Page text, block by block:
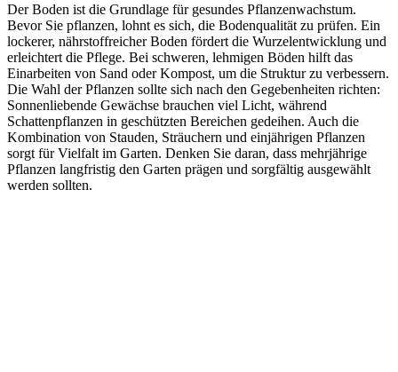
Der Boden ist die Grundlage für gesundes Pflanzenwachstum.
Bevor Sie pflanzen, lohnt es sich, die Bodenqualität zu prüfen. Ein
lockerer, nährstoffreicher Boden fördert die Wurzelentwicklung und
erleichtert die Pflege. Bei schweren, lehmigen Böden hilft das
Einarbeiten von Sand oder Kompost, um die Struktur zu verbessern.
Die Wahl der Pflanzen sollte sich nach den Gegebenheiten richten:
Sonnenliebende Gewächse brauchen viel Licht, während
Schattenpflanzen in geschützten Bereichen gedeihen. Auch die
Kombination von Stauden, Sträuchern und einjährigen Pflanzen
sorgt für Vielfalt im Garten. Denken Sie daran, dass mehrjährige
Pflanzen langfristig den Garten prägen und sorgfältig ausgewählt
werden sollten.